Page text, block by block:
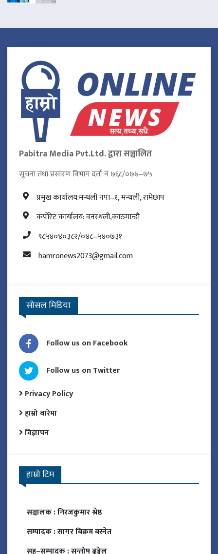
Pabitra Media Pvt.Ltd. द्वारा सञ्चालित
सूचना तथा प्रसारण विभाग दर्ता नं ७६८/०७४–७५
प्रमुख कार्यालय:मन्थली नपा–१, मन्थली, रामेछाप
कर्पोरेट कार्यालय: वनस्थली,काठमान्डौ
९८५४०४०३८२/०४८–५४०७३१
hamronews2073@gmail.com
सोसल मिडिया
Follow us on Facebook
Follow us on Twitter
Privacy Policy
हाम्रो बारेमा
विज्ञापन
हाम्रो टिम
सञ्चालक :निरजकुमार श्रेष्ठ
सम्पादक :सागर बिक्रम बस्नेत
सह–सम्पादक :सन्तोष ढुङ्गेल